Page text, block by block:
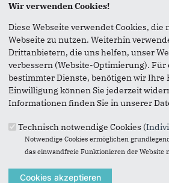
11.11.2024
Besuch Firma Lechler
Ronja Kemmer MdB und
besucht zwei Firmen in
Wir verwenden Cookies!
Diese Webseite verwendet Cookies,
Webseite zu nutzen. Weiterhin
Drittanbietern, die uns helfen, unser
verbessern (Website-Optimierung). Für
bestimmter Dienste, benötigen wir Ihre
Einwilligung können Sie jederzeit
Informationen finden Sie in unserer
Technisch notwendige Cookies (
Notwendige Cookies ermöglichen
das einwandfreie Funktionieren der Website